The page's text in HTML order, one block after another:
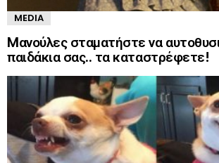
MEDIA
Mανούλες σταματήστε να
παιδάκια σας.. τα καταστρέφετε!